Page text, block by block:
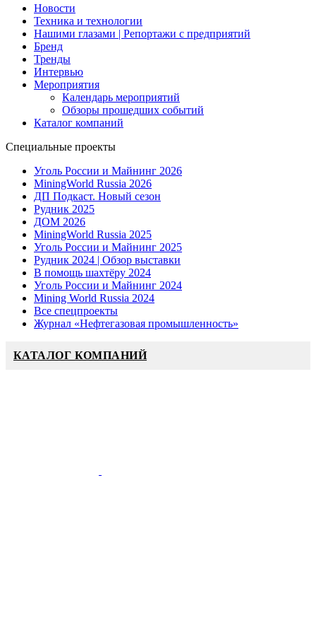
Новости
Техника и технологии
Нашими глазами | Репортажи с предприятий
Бренд
Тренды
Интервью
Мероприятия
Календарь мероприятий
Обзоры прошедших событий
Каталог компаний
Специальные проекты
Уголь России и Майнинг 2026
MiningWorld Russia 2026
ДП Подкаст. Новый сезон
Рудник 2025
ДОМ 2026
MiningWorld Russia 2025
Уголь России и Майнинг 2025
Рудник 2024 | Обзор выставки
В помощь шахтёру 2024
Уголь России и Майнинг 2024
Mining World Russia 2024
Все спецпроекты
Журнал «Нефтегазовая промышленность»
КАТАЛОГ КОМПАНИЙ